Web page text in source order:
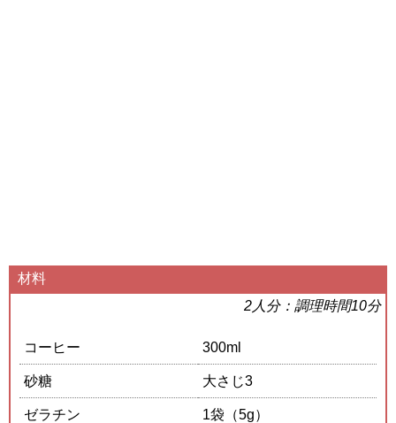
材料
2人分：調理時間10分
コーヒー 300ml
砂糖 大さじ3
ゼラチン 1袋（5g）